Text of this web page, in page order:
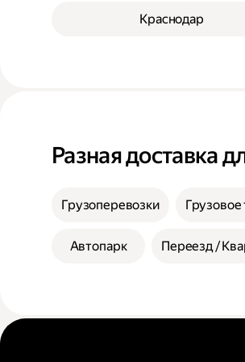
Краснодар
Разная доставка
Грузоперевозки Грузовое
Автопарк Переезд /